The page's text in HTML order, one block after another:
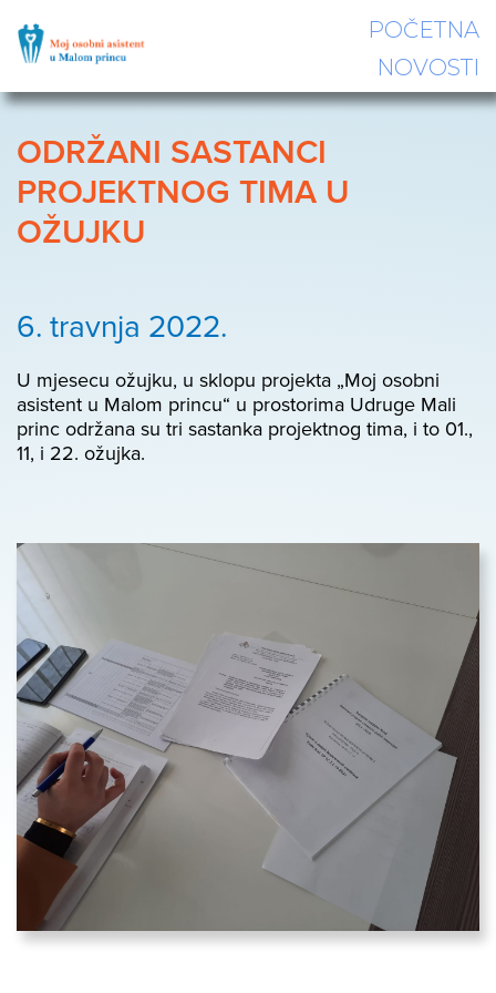
POČETNA
NOVOSTI
ODRŽANI SASTANCI
PROJEKTNOG TIMA U
OŽUJKU
6. travnja 2022.
U mjesecu ožujku, u sklopu projekta „Moj osobni
asistent u Malom princu“ u prostorima Udruge Mali
princ održana su tri sastanka projektnog tima, i to 01.,
11, i 22. ožujka.